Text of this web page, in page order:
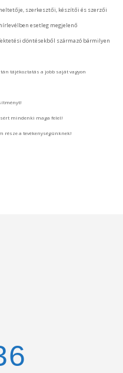
szerkesztői, készítői és szerzői
esetleg megjelenő
döntésekből származó bármilyen
tájékoztatás a jobb saját vagyon
mindenki maga felel!
része a tevékenységünknek!